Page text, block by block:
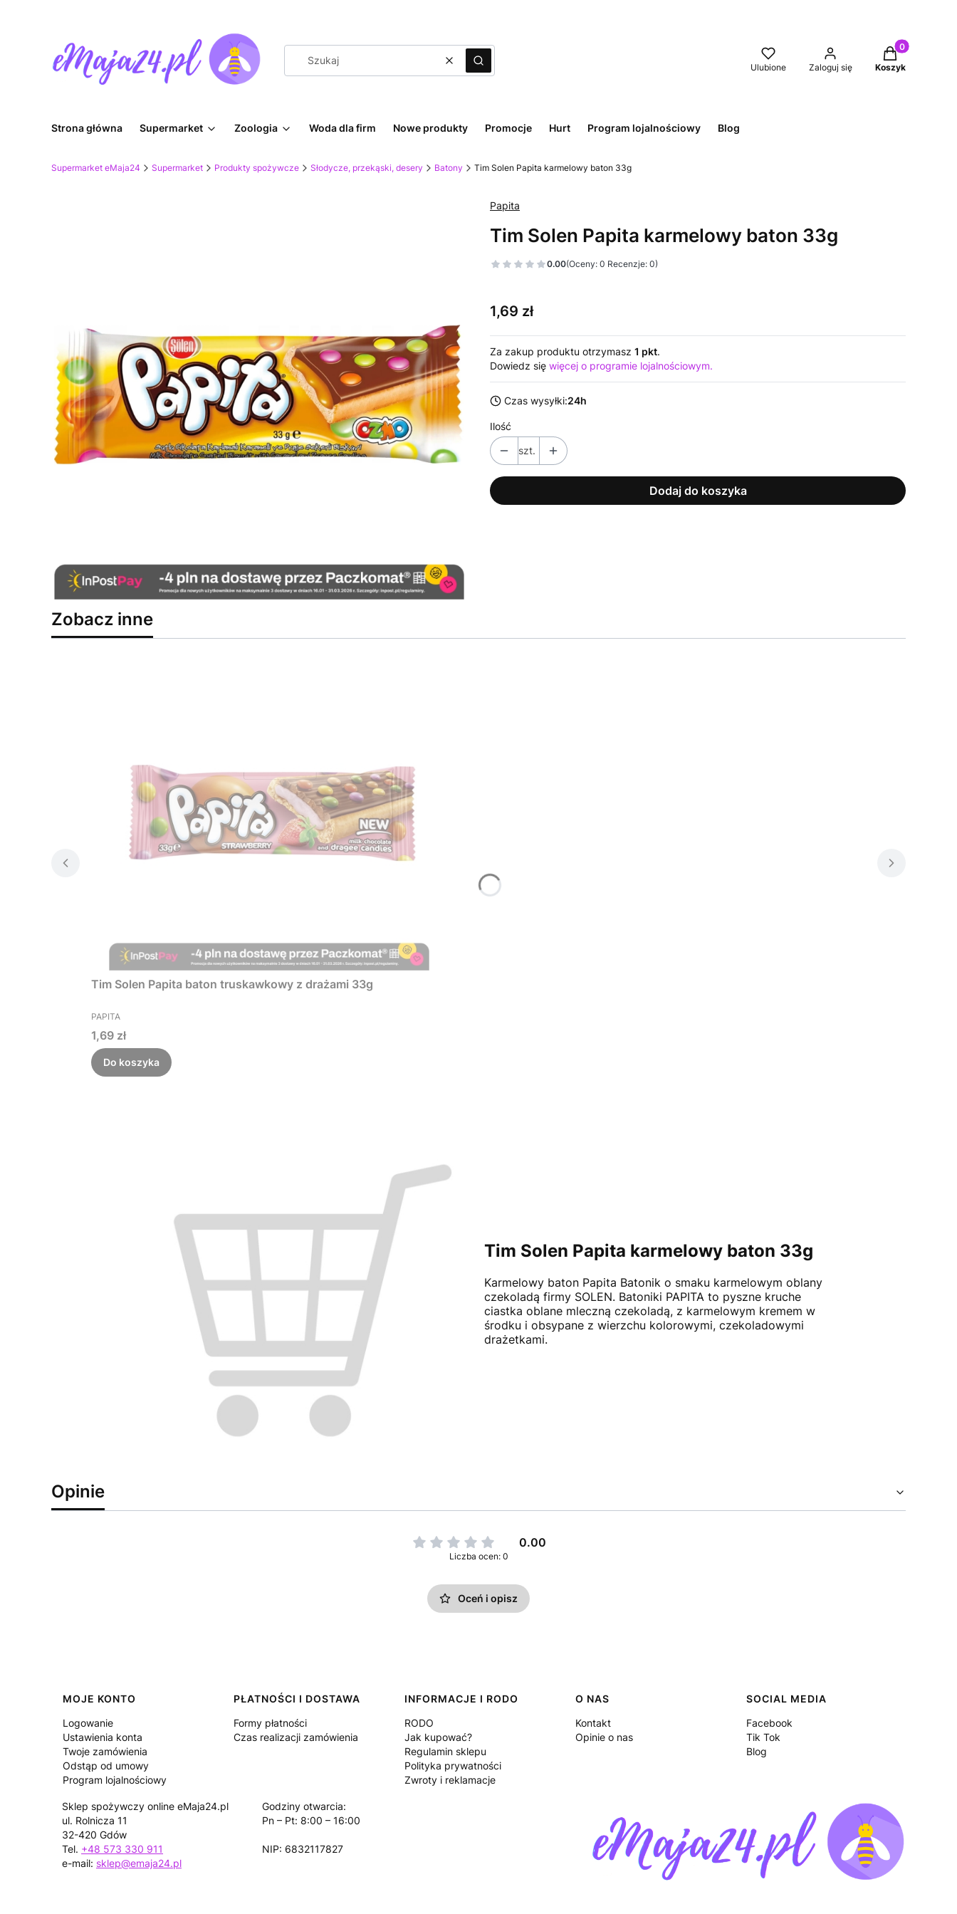
WyczyśćSzukaj Ulubione Zaloguj się
Produkty w
Koszyk
Strona główna Supermarket Zoologia Woda dla firm Nowe produkty Promocje Hurt Program lojalnościowy Blog
Supermarket eMaja24 Supermarket Produkty spożywcze Słodycze, przekąski, desery Batony Tim Solen Papita karmelowy baton 33g
Papita
Tim Solen Papita karmelowy baton 33g
0.00(Oceny: 0 Recenzje: 0)
Cena
1,69 zł
Za zakup produktu otrzymasz 1 pkt.
Dowiedz się więcej o programie lojalnościowym.
Czas wysyłki:24h
Ilość
szt.
Dodaj do koszyka
Zobacz inne
Tim Solen Papita baton truskawkowy z drażami 33g
PRODUCENT
PAPITA
Cena
1,69 zł
Do koszyka
Tim Solen Papita karmelowy baton 33g
Karmelowy baton Papita Batonik o smaku karmelowym oblany
czekoladą firmy SOLEN. Batoniki PAPITA to pyszne kruche
ciastka oblane mleczną czekoladą, z karmelowym kremem w
środku i obsypane z wierzchu kolorowymi, czekoladowymi
drażetkami.
Opinie
0.00
Liczba ocen: 0
Oceń i opisz
Linki w stopce
MOJE KONTO
Logowanie
Ustawienia konta
Twoje zamówienia
Odstąp od umowy
Program lojalnościowy
PŁATNOŚCI I DOSTAWA
Formy płatności
Czas realizacji zamówienia
INFORMACJE I RODO
RODO
Jak kupować?
Regulamin sklepu
Polityka prywatności
Zwroty i reklamacje
O NAS
Kontakt
Opinie o nas
SOCIAL MEDIA
Facebook
Tik Tok
Blog
Sklep spożywczy online eMaja24.pl
ul. Rolnicza 11
32-420 Gdów
Tel. +48 573 330 911
e-mail: sklep@emaja24.pl
Godziny otwarcia:
Pn – Pt: 8:00 – 16:00
NIP: 6832117827